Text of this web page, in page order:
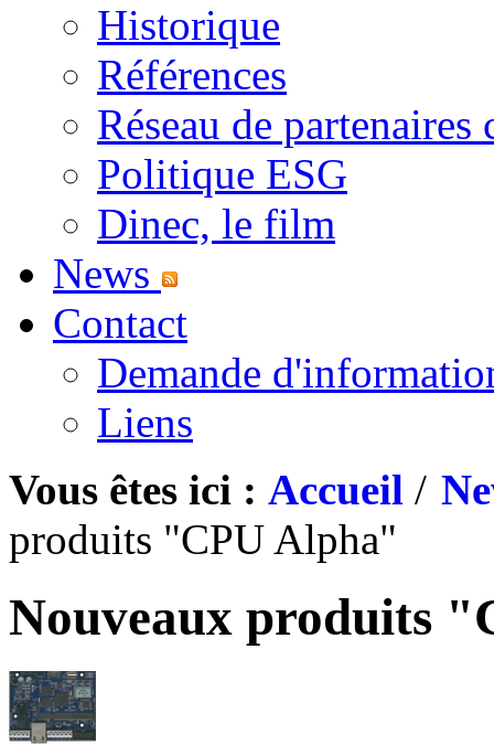
Historique
Références
Réseau de partenaires
Politique ESG
Dinec, le film
News
Contact
Demande
Liens
Vous êtes ici : Accueil /
produits "CPU Alpha"
Nouveaux produits